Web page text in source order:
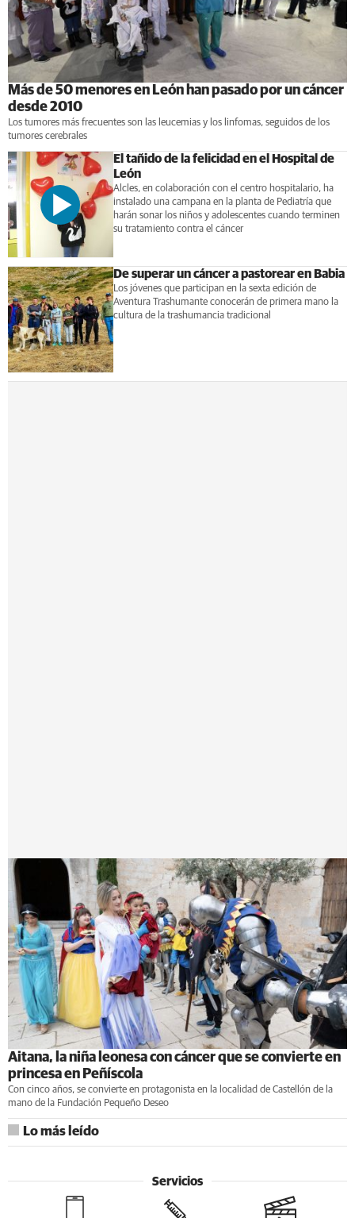
Más de 50 menores en León han pasado por un cáncer
desde 2010
Los tumores más frecuentes son las leucemias y los linfomas, seguidos de los
tumores cerebrales
El tañido de la felicidad en el Hospital de
León
Alcles, en colaboración con el centro hospitalario, ha
instalado una campana en la planta de Pediatría que
harán sonar los niños y adolescentes cuando terminen
su tratamiento contra el cáncer
De superar un cáncer a pastorear en Babia
Los jóvenes que participan en la sexta edición de
Aventura Trashumante conocerán de primera mano la
cultura de la trashumancia tradicional
Aitana, la niña leonesa con cáncer que se convierte en
princesa en Peñíscola
Con cinco años, se convierte en protagonista en la localidad de Castellón de la
mano de la Fundación Pequeño Deseo
Lo más leído
Servicios